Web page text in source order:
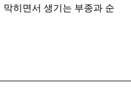
히면서 생기는 부종과 순